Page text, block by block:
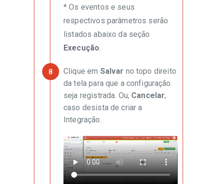
* Os eventos e seus
respectivos parâmetros serão
listados abaixo da seção
Execução.
Clique em Salvar no topo direito
da tela para que a configuração
seja registrada. Ou, Cancelar,
caso desista de criar a
Integração.